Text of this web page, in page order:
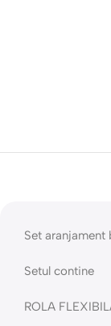
Set
Setul contine
ROLA